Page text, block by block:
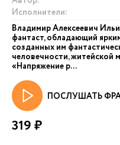
Исполнители:
Владимир Алексеевич
фантаст, обладающий
созданных им
человечности, житейской
«Напряжение р...
ПОСЛУШАТЬ
319 ₽